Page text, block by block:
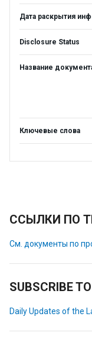
Дата раскрытия
Disclosure Status
Название
Ключевые слова
ССЫЛКИ ПО
См. документы по
SUBSCRIBE
Daily Updates of the